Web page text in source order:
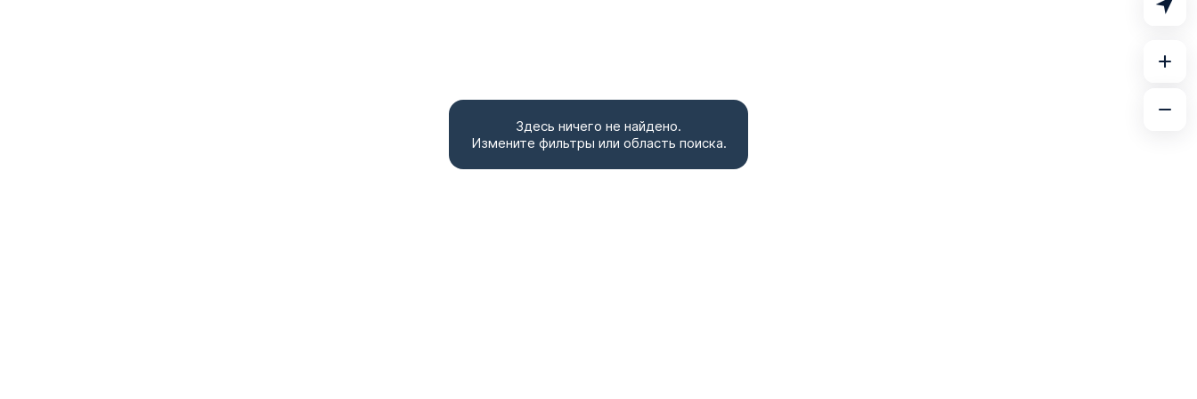
Здесь ничего не найдено.
Измените фильтры или область поиска.